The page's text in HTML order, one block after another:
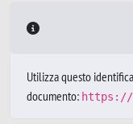
Utilizza questo
documento: https://